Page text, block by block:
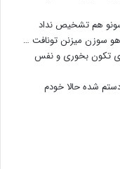
هم تشخیص نداد
سوزن میزنن تونافت …
تکون بخوری و نفس
شده حالا خودم